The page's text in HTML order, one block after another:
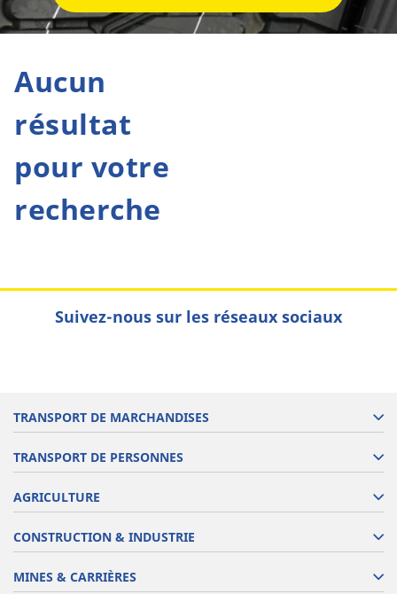
Aucun
résultat
pour votre
recherche
Suivez-nous sur les réseaux sociaux
TRANSPORT DE MARCHANDISES
TRANSPORT DE PERSONNES
AGRICULTURE
CONSTRUCTION & INDUSTRIE
MINES & CARRIÈRES